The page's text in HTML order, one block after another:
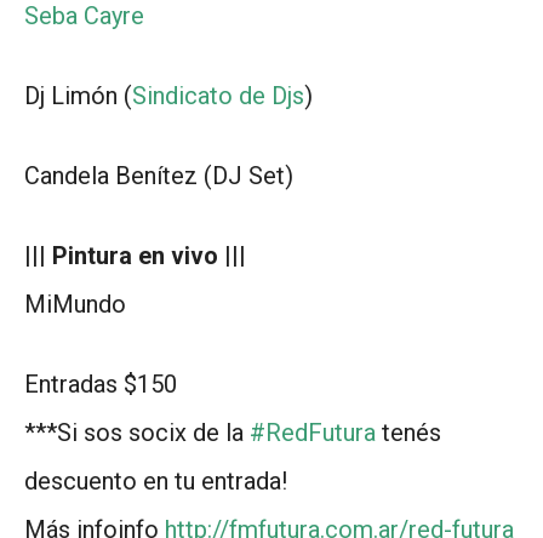
Seba Cayre
Dj Limón (Sindicato de Djs)
Candela Benítez (DJ Set)
||| Pintura en vivo |||
MiMundo
Entradas $150
***Si sos socix de la #RedFutura tenés
descuento en tu entrada!
Más infoinfo http://fmfutura.com.ar/red-futura